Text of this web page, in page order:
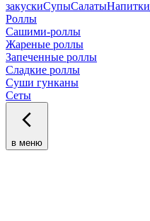
закускиСупыСалатыНапитки
Роллы
Сашими-роллы
Жареные роллы
Запеченные роллы
Сладкие роллы
Суши гунканы
Сеты
в меню